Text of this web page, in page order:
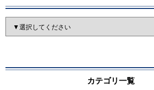
カテゴリ一覧